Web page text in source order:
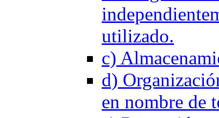
utilizado.
c)
d)
en nombre de